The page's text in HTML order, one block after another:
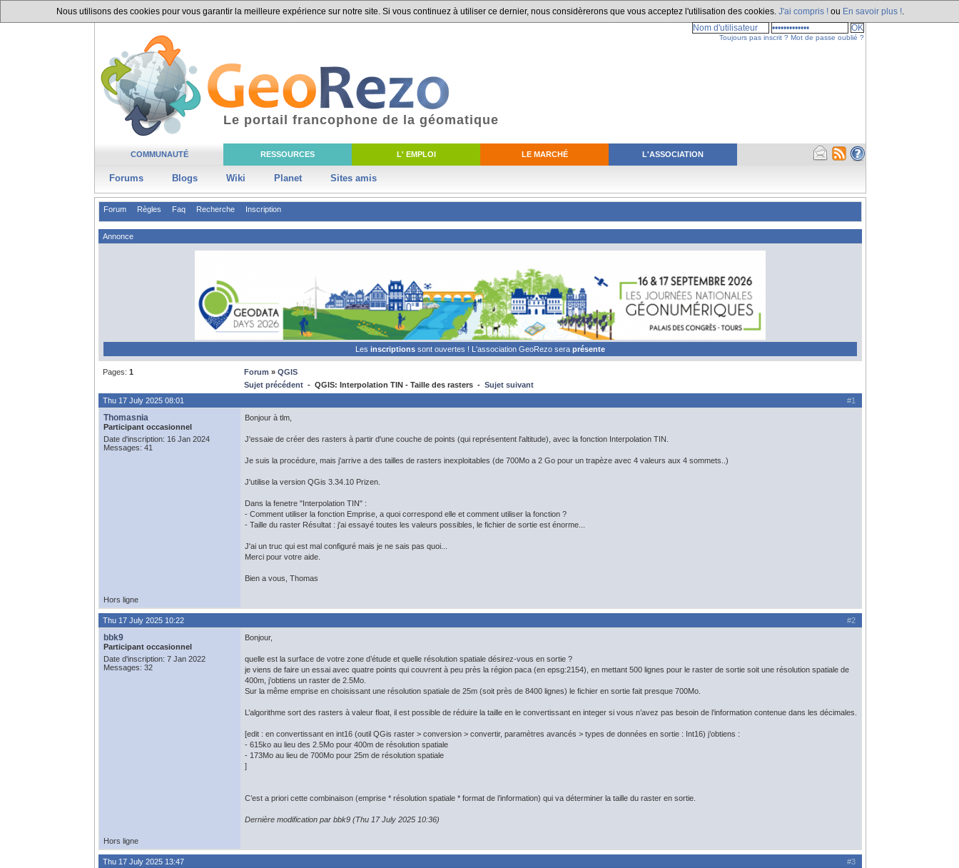
Nous utilisons des cookies pour vous garantir la meilleure expérience sur notre site. Si vous continuez à utiliser ce dernier, nous considèrerons que vous acceptez l'utilisation des cookies. J'ai compris ! ou En savoir plus !
COMMUNAUTÉ RESSOURCES L' EMPLOI LE MARCHÉ L'ASSOCIATION
Forums Blogs Wiki Planet Sites amis
Le portail francophone de la géomatique
Toujours pas inscrit ? Mot de passe oublié ?
Forum Règles Faq Recherche Inscription
Annonce
Les inscriptions sont ouvertes ! L'association GeoRezo sera présente
Pages: 1 Forum » QGIS
Sujet précédent - QGIS: Interpolation TIN - Taille des rasters - Sujet suivant
#1
Thu 17 July 2025 08:01
Thomasnia
Participant occasionnel
Date d'inscription: 16 Jan 2024
Messages: 41
Bonjour à tlm,
J'essaie de créer des rasters à partir d'une couche de points (qui représentent l'altitude), avec la fonction Interpolation TIN.
Je suis la procédure, mais j'arrive a des tailles de rasters inexploitables (de 700Mo a 2 Go pour un trapèze avec 4 valeurs aux 4 sommets..)
J'utilise la version QGis 3.34.10 Prizen.
Dans la fenetre "Interpolation TIN" :
- Comment utiliser la fonction Emprise, a quoi correspond elle et comment utiliser la fonction ?
- Taille du raster Résultat : j'ai essayé toutes les valeurs possibles, le fichier de sortie est énorme...
J'ai un truc qui est mal configuré mais je ne sais pas quoi...
Merci pour votre aide.
Bien a vous, Thomas
Hors ligne
#2
Thu 17 July 2025 10:22
bbk9
Participant occasionnel
Date d'inscription: 7 Jan 2022
Messages: 32
Bonjour,
quelle est la surface de votre zone d’étude et quelle résolution spatiale désirez-vous en sortie ?
je viens de faire un essai avec quatre points qui couvrent à peu près la région paca (en epsg:2154), en mettant 500 lignes pour le raster de sortie soit une résolution spatiale de
400m, j’obtiens un raster de 2.5Mo.
Sur la même emprise en choisissant une résolution spatiale de 25m (soit près de 8400 lignes) le fichier en sortie fait presque 700Mo.
L’algorithme sort des rasters à valeur float, il est possible de réduire la taille en le convertissant en integer si vous n’avez pas besoin de l’information contenue dans les décimales.
[edit : en convertissant en int16 (outil QGis raster > conversion > convertir, paramètres avancés > types de données en sortie : Int16) j’obtiens :
- 615ko au lieu des 2.5Mo pour 400m de résolution spatiale
- 173Mo au lieu de 700Mo pour 25m de résolution spatiale
]
C’est a priori cette combinaison (emprise * résolution spatiale * format de l’information) qui va déterminer la taille du raster en sortie.
Dernière modification par bbk9 (Thu 17 July 2025 10:36)
Hors ligne
#3
Thu 17 July 2025 13:47